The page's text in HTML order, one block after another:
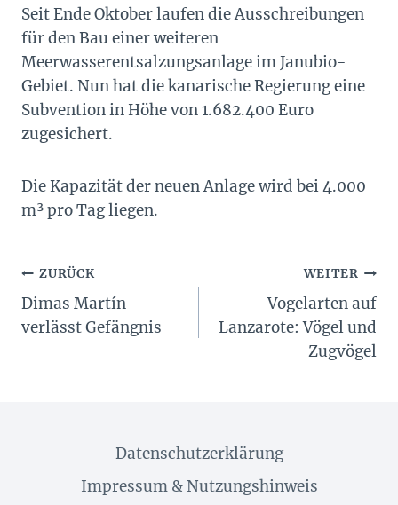
Seit Ende Oktober laufen die Ausschreibungen
für den Bau einer weiteren
Meerwasserentsalzungsanlage im Janubio-
Gebiet. Nun hat die kanarische Regierung eine
Subvention in Höhe von 1.682.400 Euro
zugesichert.
Die Kapazität der neuen Anlage wird bei 4.000
m³ pro Tag liegen.
Beitragsnavigation
ZURÜCK
Dimas Martín
verlässt Gefängnis
WEITER
Vogelarten auf
Lanzarote: Vögel und
Zugvögel
Datenschutzerklärung
Impressum & Nutzungshinweis